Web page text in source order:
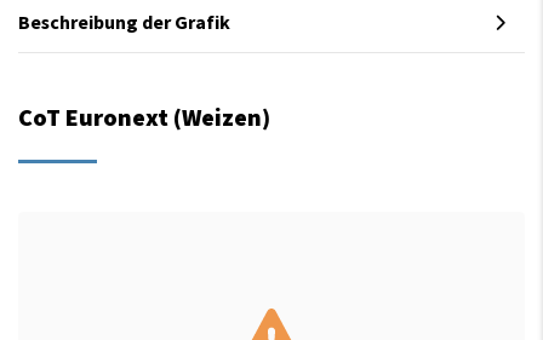
Beschreibung der Grafik
CoT Euronext (Weizen)